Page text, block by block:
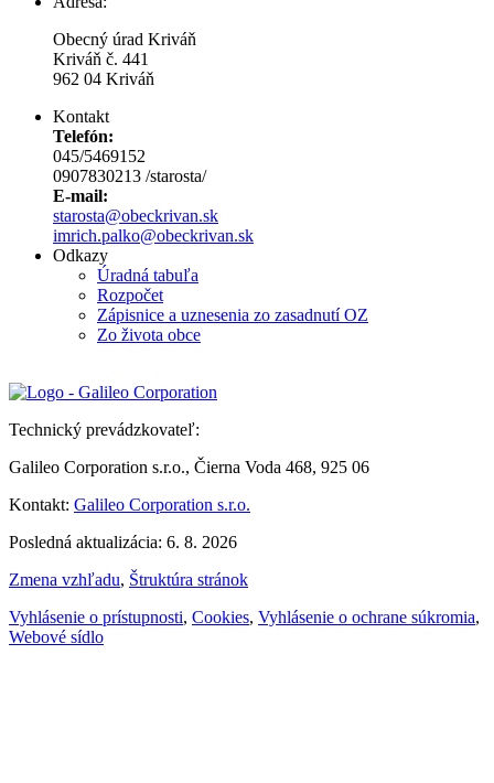
Obecný úrad Kriváň
Kriváň č. 441
962 04 Kriváň
Kontakt
Telefón:
045/5469152
0907830213 /starosta/
E-mail:
starosta@obeckrivan.sk
imrich.palko@obeckrivan.sk
Odkazy
Úradná tabuľa
Rozpočet
Zápisnice a uznesenia zo zasadnutí OZ
Zo života obce
Technický prevádzkovateľ:
Galileo Corporation s.r.o., Čierna Voda 468, 925 06
Kontakt: Galileo Corporation s.r.o.
Posledná aktualizácia: 6. 8. 2026
Zmena vzhľadu, Štruktúra stránok
Vyhlásenie o prístupnosti, Cookies, Vyhlásenie o ochrane súkromia,
Webové sídlo